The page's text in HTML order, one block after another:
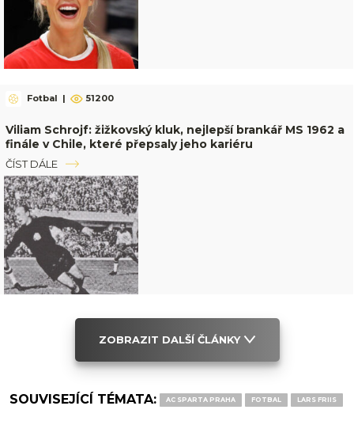
Fotbal | 51200
Viliam Schrojf: žižkovský kluk, nejlepší brankář MS 1962 a
finále v Chile, které přepsaly jeho kariéru
ČÍST DÁLE
ZOBRAZIT DALŠÍ ČLÁNKY
SOUVISEJÍCÍ TÉMATA: AC SPARTA PRAHA FOTBAL LARS FRIIS